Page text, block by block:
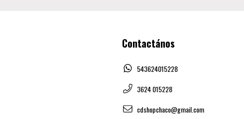
Contactános
543624015228
3624 015228
cdshopchaco@gmail.com